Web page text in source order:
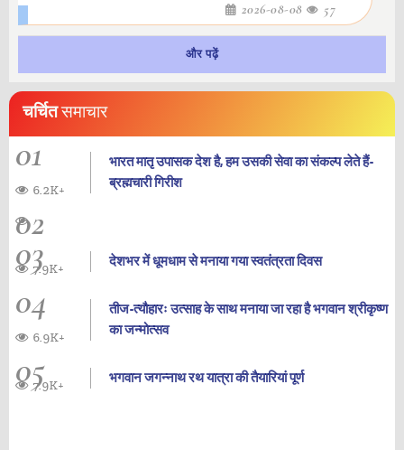
2026-08-08 57
और पढ़ें
चर्चितसमाचार
01
भारत मातृ उपासक देश है, हम उसकी सेवा का संकल्प लेते हैं-
ब्रह्मचारी गिरीश
6.2K+
02
03 देशभर में धूमधाम से मनाया गया स्वतंत्रता दिवस
7.9K+
04
तीज-त्यौहारः उत्साह के साथ मनाया जा रहा है भगवान श्रीकृष्ण
का जन्‍मोत्‍सव
6.9K+
05 भगवान जगन्नाथ रथ यात्रा की तैयारियां पूर्ण
7.9K+